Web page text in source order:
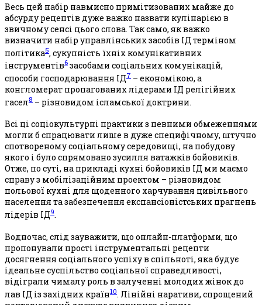
Весь цей набір навмисно примітизованих майже до
абсурду рецептів дуже важко назвати кулінарією в
звичному сенсі цього слова. Так само, як важко
визначити набір управлінських засобів ІД терміном
політика5, сукупність їхніх комунікативних
інструментів6 засобами соціальних комунікацій,
способи господарювання ІД7 – економікою, а
конгломерат пропагованих лідерами ІД релігійних
гасел8 – різновидом ісламської доктрини.
Всі ці соціокультурні практики з певними обмеженнями
могли б спрацювати лише в дуже специфічному, штучно
спотвореному соціальному середовищі, на побудову
якого і було спрямовано зусилля ватажків бойовиків.
Отже, по суті, на прикладі кухні бойовиків ІД ми маємо
справу з мобілізаційним проектом – різновидом
польової кухні для щоденного харчування цивільного
населення та забезпечення експансіоністських прагнень
лідерів ІД9.
Водночас, слід зауважити, що онлайн-платформи, що
пропонували прості інструментальні рецепти
досягнення соціального успіху в спільноті, яка будує
ідеальне суспільство соціальної справедливості,
відіграли чималу роль в залученні молодих жінок до
лав ІД із західних країн10. Лінійні наративи, спрощений